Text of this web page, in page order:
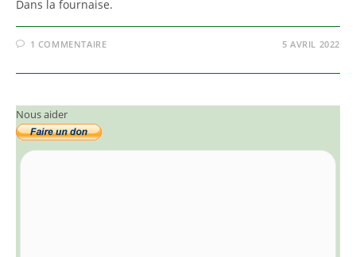
Dans la fournaise.
1 COMMENTAIRE 5 AVRIL 2022
Nous aider